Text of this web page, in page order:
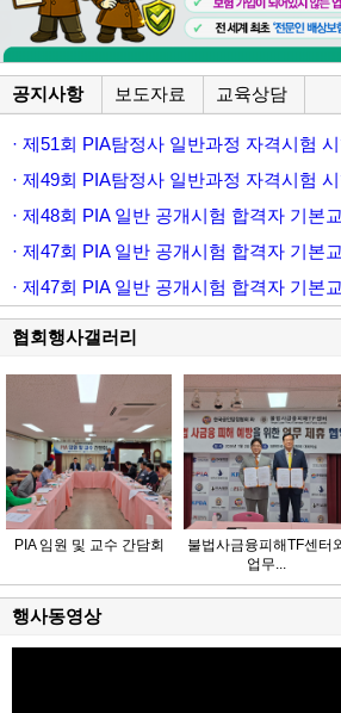
공지사항 보도자료 교육상담
· 제51회 PIA탐정사 일반과정 자격시험
· 제49회 PIA탐정사 일반과정 자격시험
· 제48회 PIA 일반 공개시험 합격자 기본
· 제47회 PIA 일반 공개시험 합격자 기본
· 제47회 PIA 일반 공개시험 합격자 기본
협회행사갤러리
PIA 임원 및 교수 간담회
불법사금융피해TF센터
업무...
행사동영상